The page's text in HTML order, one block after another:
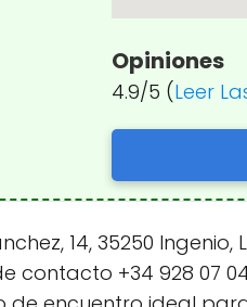
Opiniones
4.9/5 (Leer
14, 35250
+34 928 07